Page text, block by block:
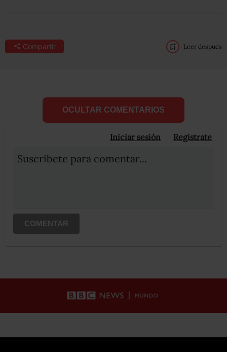
Compartir Leer después
OCULTAR COMENTARIOS
Iniciar sesión Registrate
Suscribete para comentar...
COMENTAR